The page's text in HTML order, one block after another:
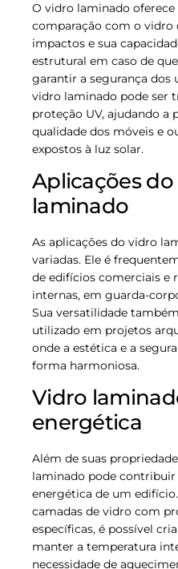
O vidro laminado
comparação com o vidro
impactos e sua
estrutural em caso de
garantir a segurança dos
vidro laminado pode ser
proteção UV, ajudando a
qualidade dos móveis e
expostos à luz solar.
Aplicações
laminado
As aplicações do vidro
variadas. Ele é
de edifícios comerciais e
internas, em guarda-
Sua versatilidade
utilizado em projetos
onde a estética e a
forma harmoniosa.
Vidro
energética
Além de suas
laminado pode contribuir
energética de um
camadas de vidro com
específicas, é possível
manter a temperatura
necessidade de